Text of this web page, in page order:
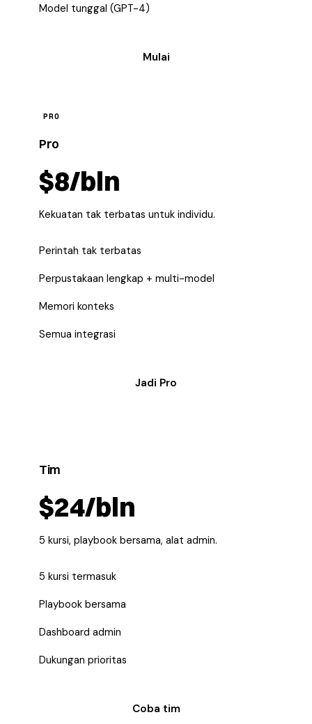
Model tunggal (GPT-4)
Mulai
PRO
Pro
$8/bln
Kekuatan tak terbatas untuk individu.
Perintah tak terbatas
Perpustakaan lengkap + multi-model
Memori konteks
Semua integrasi
Jadi Pro
Tim
$24/bln
5 kursi, playbook bersama, alat admin.
5 kursi termasuk
Playbook bersama
Dashboard admin
Dukungan prioritas
Coba tim